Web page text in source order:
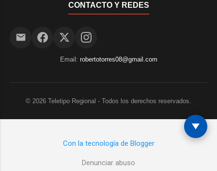
CONTACTO Y REDES
Email: robertotorres08@gmail.com
© 2026 Teletipo Regional - Todos los derechos reservados.
Con la tecnología de Blogger
Denunciar abuso